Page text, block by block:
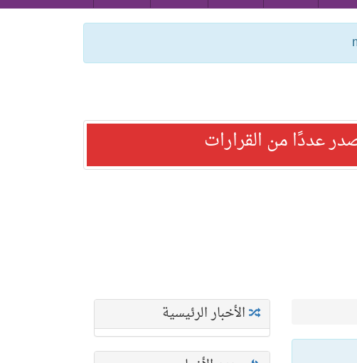
عددًا من القرارات
الأخبار الرئيسية